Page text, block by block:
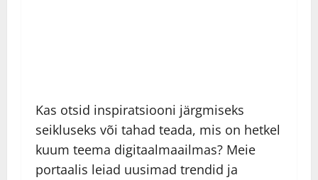
Kas otsid inspiratsiooni järgmiseks
seikluseks või tahad teada, mis on hetkel
kuum teema digitaalmaailmas? Meie
portaalis leiad uusimad trendid ja